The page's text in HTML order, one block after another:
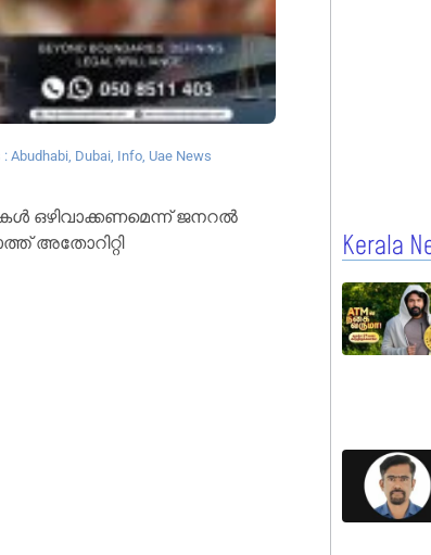
:Abudhabi Dubai Info Uae News
ഒഴിവാക്കണമെന്ന് ജനറൽ
അതോറിറ്റി
Kerala